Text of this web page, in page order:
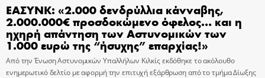
ΕΑΣΥΝΚ: «2.000 δενδρύλλια κάνναβης,
2.000.000€ προσδοκώμενο όφελος… και η
ηχηρή απάντηση των Αστυνομικών των
1.000 ευρώ της “ήσυχης” επαρχίας!»
Από την Ένωση Αστυνομικών Υπαλλήλων Κιλκίς εκδόθηκε το ακόλουθο
ενημερωτικό δελτίο με αφορμή την επιτυχή εξάρθρωση από το τμήμα Δίωξης